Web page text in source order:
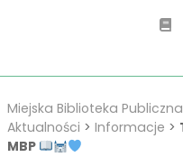
Miejska Biblioteka
Aktualności > Informacje >
MBP